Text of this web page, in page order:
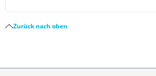
Zurück nach oben